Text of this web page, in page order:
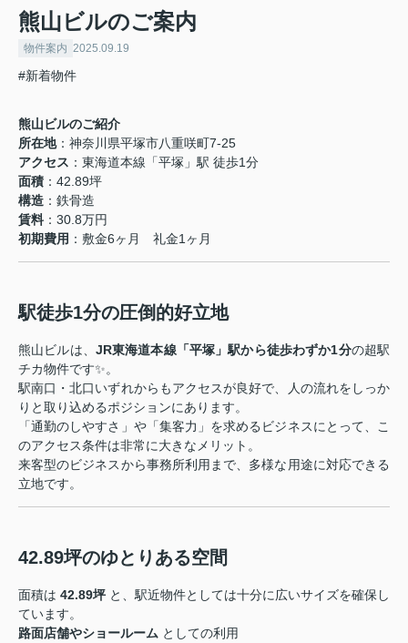
熊山ビルのご案内
物件案内 2025.09.19
#新着物件
熊山ビルのご紹介
所在地：神奈川県平塚市八重咲町7-25
アクセス ：東海道本線「平塚」駅 徒歩1分
面積 ：42.89坪
構造 ：鉄骨造
賃料：30.8万円
初期費用 ：敷金6ヶ月 礼金1ヶ月
駅徒歩1分の圧倒的好立地
熊山ビルは、 JR東海道本線「平塚」駅から徒歩わずか1分の超駅
チカ物件です✨。
駅南口・北口いずれからもアクセスが良好で、人の流れをしっか
りと取り込めるポジションにあります。
「通勤のしやすさ」や「集客力」を求めるビジネスにとって、こ
のアクセス条件は非常に大きなメリット。
来客型のビジネスから事務所利用まで、多様な用途に対応できる
立地です。
42.89坪のゆとりある空間
面積は 42.89坪 と、駅近物件としては十分に広いサイズを確保し
ています。
路面店舗やショールーム としての利用